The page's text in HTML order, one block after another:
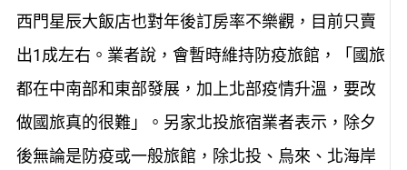
西門星辰大飯店也對年後訂房率不樂觀，目前只賣
出1成左右。業者說，會暫時維持防疫旅館，「國旅
都在中南部和東部發展，加上北部疫情升溫，要改
做國旅真的很難」。另家北投旅宿業者表示，除夕
後無論是防疫或一般旅館，除北投、烏來、北海岸